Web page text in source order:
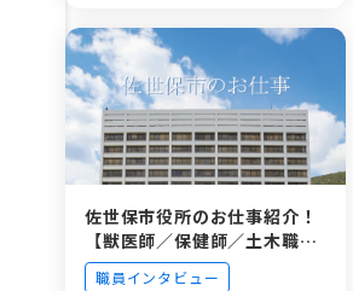
03:36佐世保市ならではの魅
力
04:05
今後挑戦したいこと
05:00求職者に伝えたいこと
佐世保市役所のお仕事紹介！
【獣医師／保健師／土木職／
事務職】
職員インタビュー